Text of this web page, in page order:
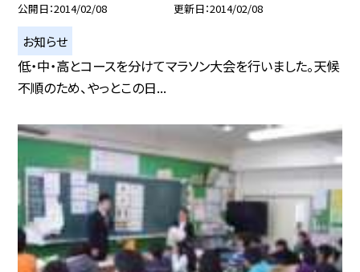
公開日 2014/02/08 更新日 2014/02/08
お知らせ
低・中・高とコースを分けてマラソン大会を行いました。天候
不順のため、やっとこの日...